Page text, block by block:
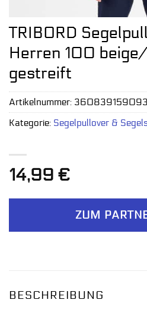
TRIBORD
Herren 100
gestreift
14,99 €
ZUM
Artikelnummer:
Kategorie: Segelpullover &
BESCHREIBUNG